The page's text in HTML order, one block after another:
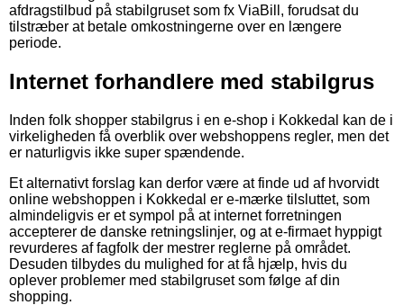
afdragstilbud på stabilgruset som fx ViaBill, forudsat du
tilstræber at betale omkostningerne over en længere
periode.
Internet forhandlere med stabilgrus
Inden folk shopper stabilgrus i en e-shop i Kokkedal kan de i
virkeligheden få overblik over webshoppens regler, men det
er naturligvis ikke super spændende.
Et alternativt forslag kan derfor være at finde ud af hvorvidt
online webshoppen i Kokkedal er e-mærke tilsluttet, som
almindeligvis er et sympol på at internet forretningen
accepterer de danske retningslinjer, og at e-firmaet hyppigt
revurderes af fagfolk der mestrer reglerne på området.
Desuden tilbydes du mulighed for at få hjælp, hvis du
oplever problemer med stabilgruset som følge af din
shopping.